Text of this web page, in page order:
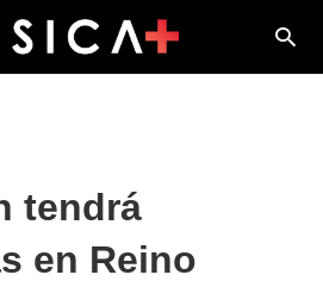
tendrá
en Reino